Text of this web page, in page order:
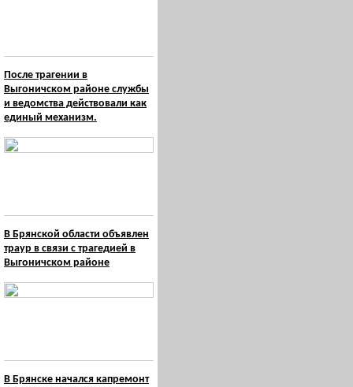
После трагении в
Выгоничском районе службы
и ведомства действовали как
единый механизм.
В Брянской области объявлен
траур в связи с трагедией в
Выгоничском районе
В Брянске начался капремонт